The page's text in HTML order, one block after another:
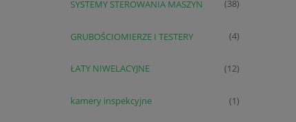
SYSTEMY STEROWANIA MASZYN (38)
GRUBOŚCIOMIERZE I TESTERY (4)
ŁATY NIWELACYJNE (12)
kamery inspekcyjne (1)